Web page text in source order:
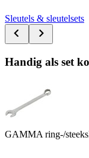
Sleutels & sleutelsets
Handig als set
GAMMA ring-/